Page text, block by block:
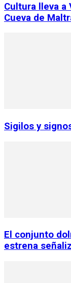
Cultura lleva a
Cueva de
Sigilos y
El conjunto
estrena